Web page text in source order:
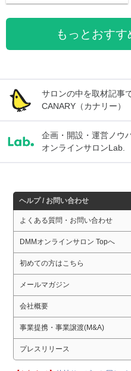
もっとおす
サロンの中を取材記事
CANARY（カナリー）
企画・開設・運営ノウ
オンラインサロンLab.
ヘルプ / お問い合わせ
よくある質問・お問い合わせ
DMMオンラインサロン Topへ
初めての方はこちら
メールマガジン
会社概要
事業提携・事業譲渡(M&A)
プレスリリース